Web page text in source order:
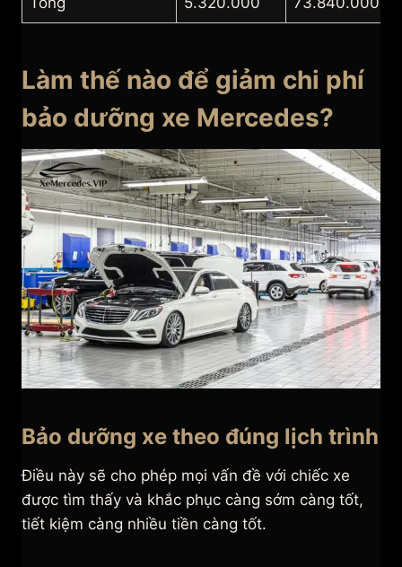
Làm thế nào để giảm chi phí
bảo dưỡng xe Mercedes?
Bảo dưỡng xe theo đúng lịch trình
Điều này sẽ cho phép mọi vấn đề với chiếc xe
được tìm thấy và khắc phục càng sớm càng tốt,
tiết kiệm càng nhiều tiền càng tốt.